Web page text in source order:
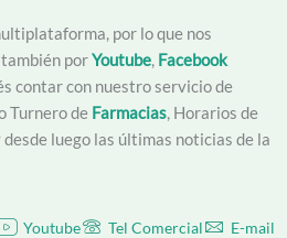
por lo que nos
porYoutube, Facebook
contar con nuestro servicio de
Turnero de Farmacias, Horarios de
luego las últimas noticias de la
Youtube Tel Comercial E-mail